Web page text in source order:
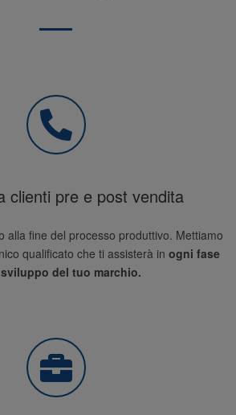
clienti pre e post vendita
alla fine del processo produttivo. Mettiamo
qualificato che ti assisterà in ogni fase
del tuo marchio.